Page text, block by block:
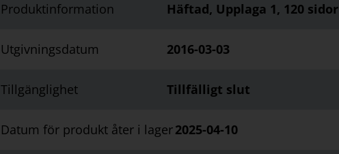
Produktinformation Häftad, Upplaga 1, 120 sidor
Utgivningsdatum 2016-03-03
Tillgänglighet Tillfälligt slut
Datum för produkt åter i lager2025-04-10